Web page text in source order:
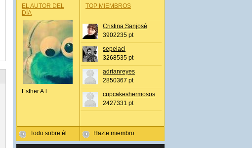
EL AUTOR DEL
DÍA
Esther A.l.
Todo sobre él
TOP MIEMBROS
Cristina Sanjosé
3902235 pt
sepelaci
3268535 pt
adrianreyes
2850367 pt
cupcakeshermosos
2427331 pt
Hazte miembro